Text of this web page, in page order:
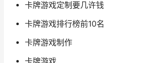
卡牌游戏定制要几许钱
卡牌游戏排行榜前10名
卡牌游戏制作